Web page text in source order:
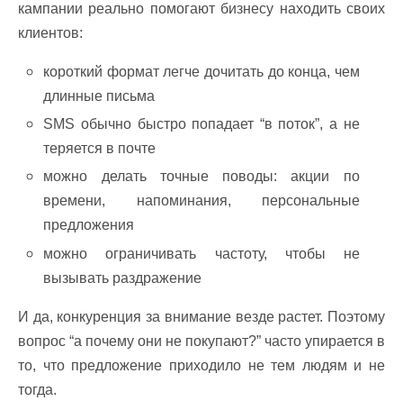
кампании реально помогают бизнесу находить своих
клиентов:
короткий формат легче дочитать до конца, чем
длинные письма
SMS обычно быстро попадает “в поток”, а не
теряется в почте
можно делать точные поводы: акции по
времени, напоминания, персональные
предложения
можно ограничивать частоту, чтобы не
вызывать раздражение
И да, конкуренция за внимание везде растет. Поэтому
вопрос “а почему они не покупают?” часто упирается в
то, что предложение приходило не тем людям и не
тогда.